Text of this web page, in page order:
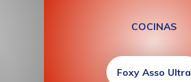
COCINAS
Foxy Asso Ultra